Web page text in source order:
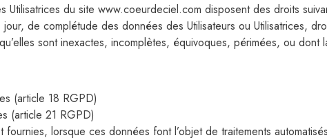
du site www.coeurdeciel.com disposent des droits
de complétude des données des Utilisateurs ou Utilisatrices,
sont inexactes, incomplètes, équivoques, périmées, ou dont
(article 18 RGPD)
(article 21 RGPD)
lorsque ces données font l’objet de traitements